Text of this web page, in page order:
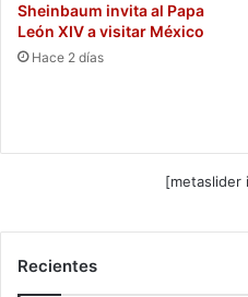
Sheinbaum invita al Papa
León XIV a visitar México
Hace 2 días
[metaslider
Recientes